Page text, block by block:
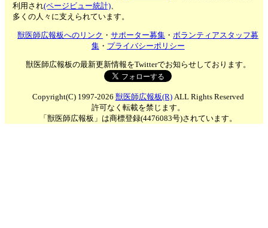
利用され(ページビュー統計)、
多くの人々に支えられています。
獣医師広報板へのリンク ・サポーター募集 ・ボランティアスタッフ募
集・ プライバシーポリシー
獣医師広報板の最新更新情報をTwitterでお知らせしております。
Copyright(C) 1997-2026 獣医師広報板(R)ALL Rights Reserved
許可なく転載を禁じます。
「獣医師広報板」は商標登録(4476083号)されています。